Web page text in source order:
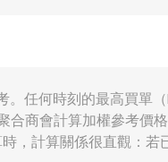
風險情緒與美元走勢
的法規調整，都可能影
的波動。
。任何時刻的最高買單
商會計算加權參考價
，計算關係很直觀：